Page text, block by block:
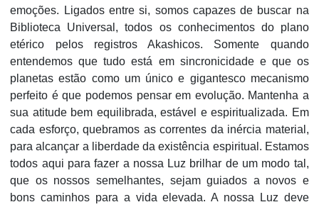
emoções. Ligados entre si, somos capazes de buscar na
Biblioteca Universal, todos os conhecimentos do plano
etérico pelos registros Akashicos. Somente quando
entendemos que tudo está em sincronicidade e que os
planetas estão como um único e gigantesco mecanismo
perfeito é que podemos pensar em evolução. Mantenha a
sua atitude bem equilibrada, estável e espiritualizada. Em
cada esforço, quebramos as correntes da inércia material,
para alcançar a liberdade da existência espiritual. Estamos
todos aqui para fazer a nossa Luz brilhar de um modo tal,
que os nossos semelhantes, sejam guiados a novos e
bons caminhos para a vida elevada. A nossa Luz deve